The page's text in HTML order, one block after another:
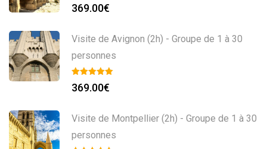
369.00€
Visite de Avignon (2h) - Groupe de 1 à 30
personnes
369.00€
Visite de Montpellier (2h) - Groupe de 1 à 30
personnes